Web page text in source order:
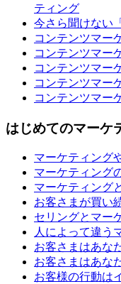
ティング
今さら聞けない
コンテンツマー
コンテンツマー
コンテンツマー
コンテンツマー
コンテンツマー
はじめてのマーケ
マーケティング
マーケティング
マーケティング
お客さまが買い
セリングとマー
人によって違う
お客さまはあな
お客さまはあな
お客様の行動は